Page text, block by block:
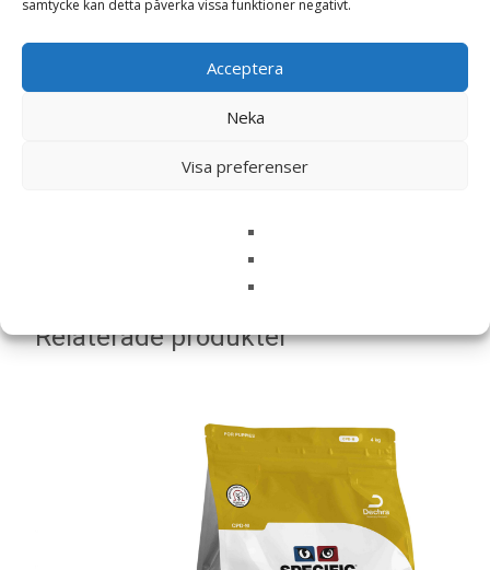
samtycke kan detta påverka vissa funktioner negativt.
Acceptera
Neka
Visa preferenser
Namn*
E-post*
denna webbläsare till nästa gång jag skriver en
Relaterade produkter